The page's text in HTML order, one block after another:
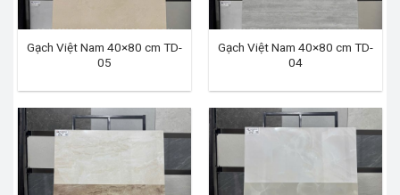
Gạch Việt Nam 40×80 cm TD-
05
Gạch Việt Nam 40×80 cm TD-
04